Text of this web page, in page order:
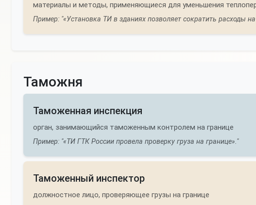
материалы и методы, применяющиеся для уменьшения
Пример: "«Установка ТИ в зданиях позволяет сократить расходы на
Таможня
Таможенная инспекция
орган, занимающийся таможенным контролем на границе
Пример: "«ТИ ГТК России провела проверку груза на границе»."
Таможенный инспектор
должностное лицо, проверяющее грузы на границе